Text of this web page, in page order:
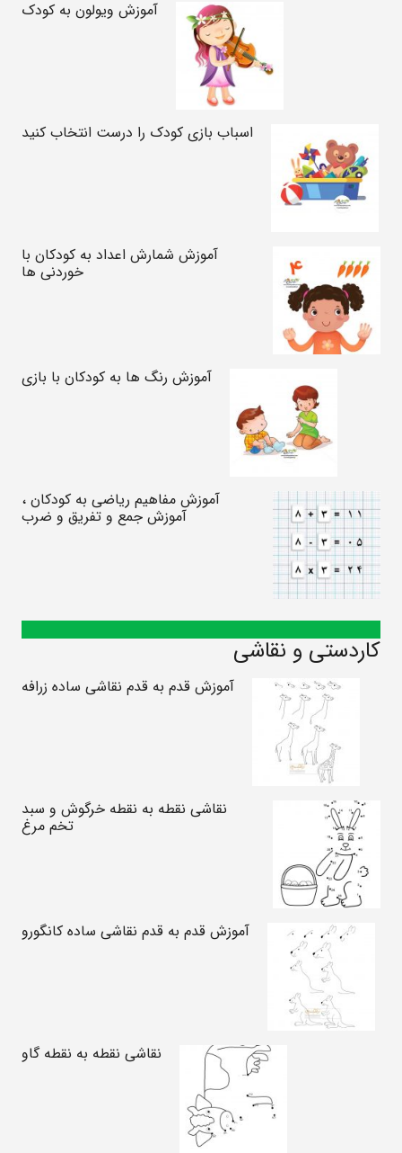
آموزش ویولون به کودک
اسباب بازی کودک را درست انتخاب کنید
آموزش شمارش اعداد به کودکان با
خوردنی ها
آموزش رنگ ها به کودکان با بازی
آموزش مفاهیم ریاضی به کودکان ،
آموزش جمع و تفریق و ضرب
کاردستی و نقاشی
آموزش قدم به قدم نقاشی ساده زرافه
نقاشی نقطه به نقطه خرگوش و سبد
تخم مرغ
آموزش قدم به قدم نقاشی ساده کانگورو
نقاشی نقطه به نقطه گاو